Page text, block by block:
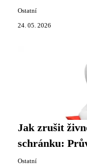
Ostatní
24. 05. 2026
Jak zrušit
schránku:
Ostatní